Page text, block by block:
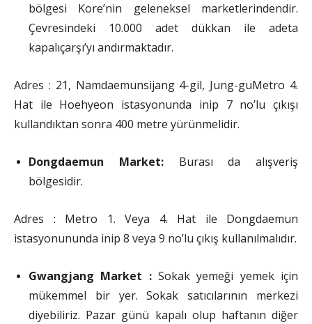
bölgesi Kore’nin geleneksel marketlerindendir.
Çevresindeki 10.000 adet dükkan ile adeta
kapalıçarşı’yı andırmaktadır.
Adres : 21, Namdaemunsijang 4-gil, Jung-guMetro 4.
Hat ile Hoehyeon istasyonunda inip 7 no’lu çıkışı
kullandıktan sonra 400 metre yürünmelidir.
Dongdaemun Market:Burası da alışveriş
bölgesidir.
Adres : Metro 1. Veya 4. Hat ile Dongdaemun
istasyonununda inip 8 veya 9 no’lu çıkış kullanılmalıdır.
Gwangjang Market :Sokak yemeği yemek için
mükemmel bir yer. Sokak satıcılarının merkezi
diyebiliriz. Pazar günü kapalı olup haftanın diğer